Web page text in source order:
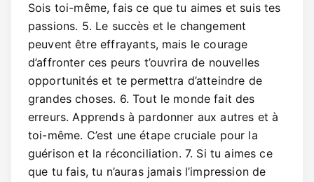
Sois toi-même, fais ce que tu aimes et suis tes
passions. 5. Le succès et le changement
peuvent être effrayants, mais le courage
d’affronter ces peurs t’ouvrira de nouvelles
opportunités et te permettra d’atteindre de
grandes choses. 6. Tout le monde fait des
erreurs. Apprends à pardonner aux autres et à
toi-même. C’est une étape cruciale pour la
guérison et la réconciliation. 7. Si tu aimes ce
que tu fais, tu n’auras jamais l’impression de